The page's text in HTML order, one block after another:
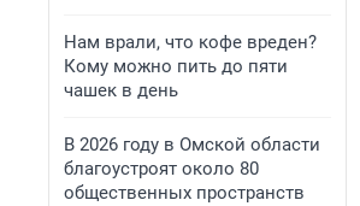
Нам врали, что кофе вреден?
Кому можно пить до пяти
чашек в день
В 2026 году в Омской области
благоустроят около 80
общественных пространств